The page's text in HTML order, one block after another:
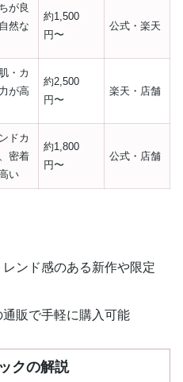
が良
然な
約1,500
円〜
公式・楽天
・カ
が高
約2,500
円〜
楽天・店舗
ドカ
密着
い
約1,800
円〜
公式・店舗
ンド感のある新作や限定
販で手軽に購入可能
クの解説